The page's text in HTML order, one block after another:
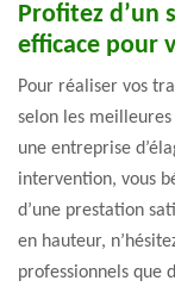
Profitez d’un
efficace pour
Pour réaliser vos
selon les
une entreprise
intervention, vous
d’une prestation
en hauteur,
professionnels que